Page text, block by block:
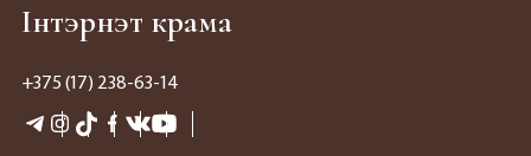
Інтэрнэт крама
+375 (17) 238-63-14